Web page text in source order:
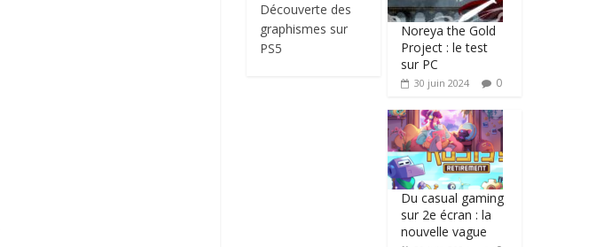
Découverte des
graphismes sur
PS5
Noreya the Gold
Project : le test
sur PC
30 juin 2024 0
Du casual gaming
sur 2e écran : la
nouvelle vague